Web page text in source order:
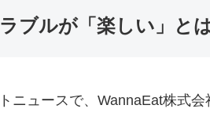
ブルが「楽しい」と
ニュースで、WannaEat株式